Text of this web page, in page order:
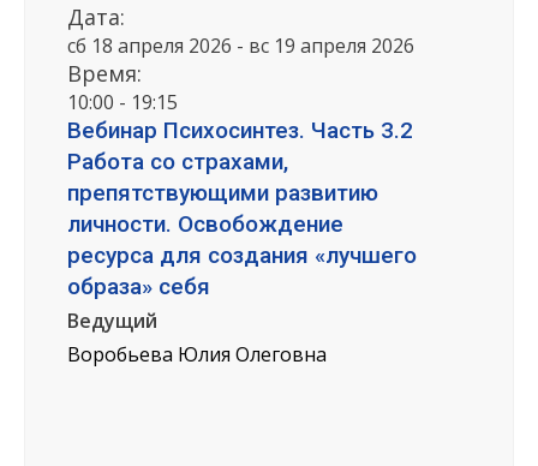
Дата:
сб 18 апреля 2026 - вс 19 апреля 2026
Время:
10:00 - 19:15
Вебинар Психосинтез. Часть 3.2
Работа со страхами,
препятствующими развитию
личности. Освобождение
ресурса для создания «лучшего
образа» себя
Ведущий
Воробьева Юлия Олеговна